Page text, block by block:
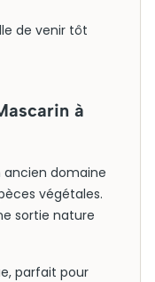
de venir tôt
à
ancien domaine
végétales.
sortie nature
parfait pour